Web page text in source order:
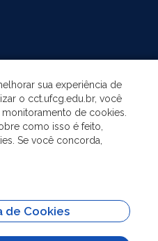
sua experiência de
o cct.ufcg.edu.br, você
de cookies.
como isso é feito,
Se você concorda,
de Cookies